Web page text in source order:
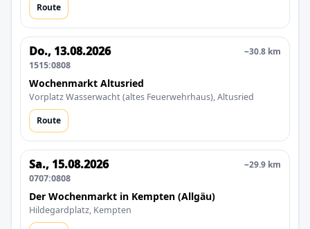
Route
Do., 13.08.2026
1515:0808
~30.8 km
Wochenmarkt Altusried
Vorplatz Wasserwacht (altes Feuerwehrhaus), Altusried
Route
Sa., 15.08.2026
0707:0808
~29.9 km
Der Wochenmarkt in Kempten (Allgäu)
Hildegardplatz, Kempten